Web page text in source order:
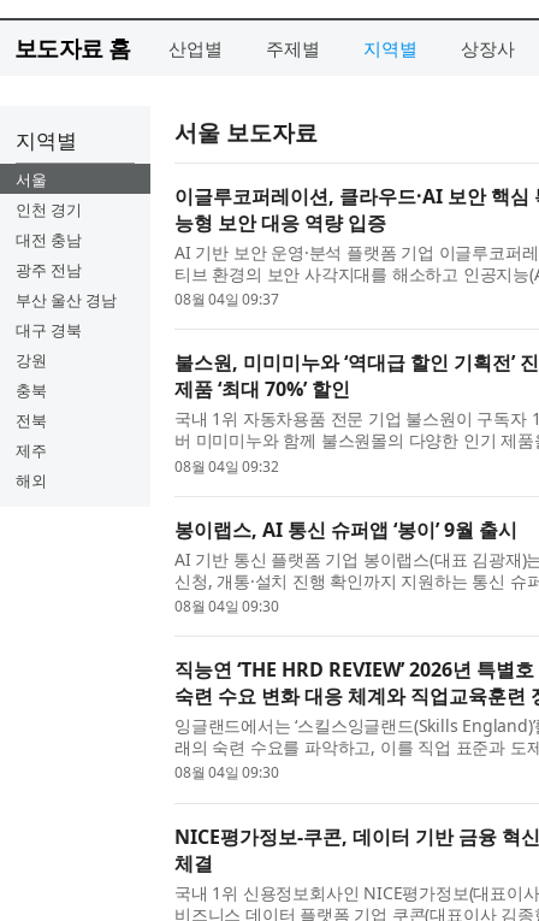
보도자료 홈 산업별 주제별 지역별 상장사
지역별
서울
인천 경기
대전 충남
광주 전남
부산 울산 경남
대구 경북
강원
충북
전북
제주
해외
서울 보도자료
이글루코퍼레이션, 클라우드·AI 보안 핵
능형 보안 대응 역량 입증
AI 기반 보안 운영·분석 플랫폼 기업 이글루코퍼
티브 환경의 보안 사각지대를 해소하고 인공지능
효율성을 높이는 핵심 특허 4건을 취득했다고 밝
08월 04일 09:37
불스원, 미미미누와 ‘역대급 할인 기획전’
제품 ‘최대 70%’ 할인
국내 1위 자동차용품 전문 기업 불스원이 구독자
버 미미미누와 함께 불스원몰의 다양한 인기 제
격에 선보이는 초대형 기획전 ‘불.미.세(불스원몰x
08월 04일 09:32
봉이랩스, AI 통신 슈퍼앱 ‘봉이’ 9월 출시
AI 기반 통신 플랫폼 기업 봉이랩스(대표 김광재)
신청, 개통·설치 진행 확인까지 지원하는 통신 슈
는 9월 출시할 예정이라고 4일 밝혔다. 봉이가 취
08월 04일 09:30
직능연 ‘THE HRD REVIEW’ 2026년 특별
숙련 수요 변화 대응 체계와 직업교육훈련
잉글랜드에서는 ‘스킬스잉글랜드(Skills
래의 숙련 수요를 파악하고, 이를 직업 표준과 도
육훈련 및 자격 체계에 연계하기 위한 정책적 노
08월 04일 09:30
NICE평가정보-쿠콘, 데이터 기반 금융 혁
체결
국내 1위 신용정보회사인 NICE평가정보(대표이
비즈니스 데이터 플랫폼 기업 쿠콘(대표이사 김종